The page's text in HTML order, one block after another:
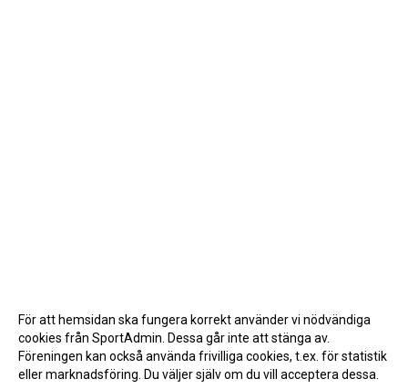
För att hemsidan ska fungera korrekt använder vi nödvändiga
cookies från SportAdmin. Dessa går inte att stänga av.
Föreningen kan också använda frivilliga cookies, t.ex. för statistik
eller marknadsföring. Du väljer själv om du vill acceptera dessa.